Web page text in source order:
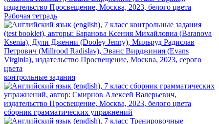
Рабочая тетрадь
контрольные задания
сборник грамматических упражнений